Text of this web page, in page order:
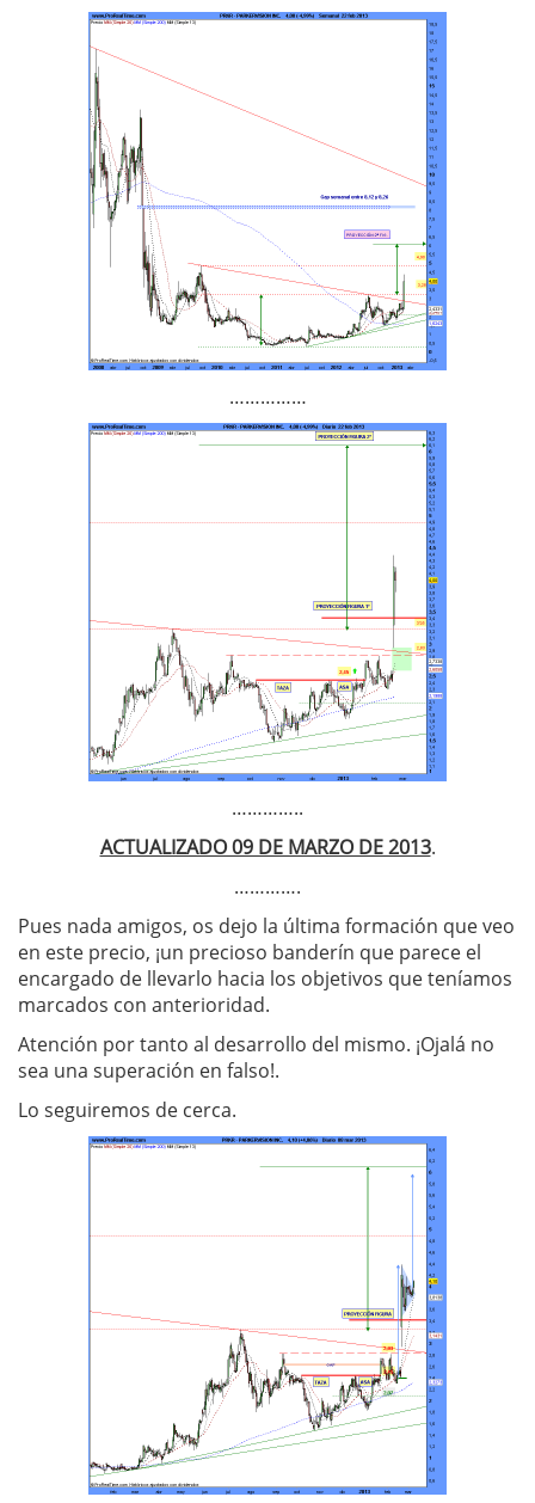
……………
…………..
ACTUALIZADO 09 DE MARZO DE 2013.
………….
Pues nada amigos, os dejo la última formación que veo
en este precio, ¡un precioso banderín que parece el
encargado de llevarlo hacia los objetivos que teníamos
marcados con anterioridad.
Atención por tanto al desarrollo del mismo. ¡Ojalá no
sea una superación en falso!.
Lo seguiremos de cerca.